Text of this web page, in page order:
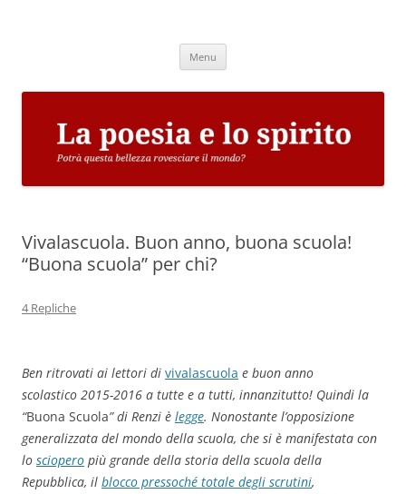
Menu
Vivalascuola. Buon anno, buona scuola!
“Buona scuola” per chi?
4 Repliche
Ben ritrovati ai lettori di vivalascuola e buon anno
scolastico 2015-2016 a tutte e a tutti, innanzitutto! Quindi la
“Buona Scuola” di Renzi è legge. Nonostante l’opposizione
generalizzata del mondo della scuola, che si è manifestata con
lo sciopero più grande della storia della scuola della
Repubblica, il blocco pressoché totale degli scrutini,